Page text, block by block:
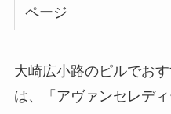
ページ
大崎広小路のピルでお
は、「アヴァンセレデ